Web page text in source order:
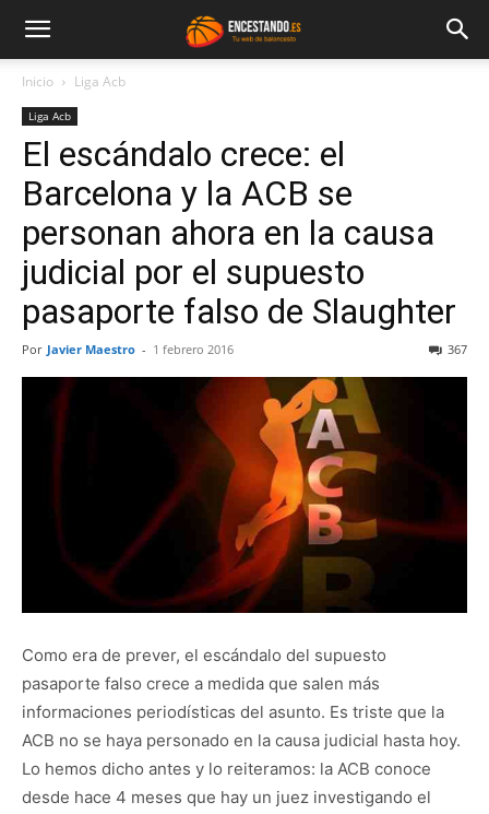
Inicio Liga Acb
Liga Acb
El escándalo crece: el
Barcelona y la ACB se
personan ahora en la causa
judicial por el supuesto
pasaporte falso de Slaughter
Por Javier Maestro - 1 febrero 2016 367
Como era de prever, el escándalo del supuesto
pasaporte falso crece a medida que salen más
informaciones periodísticas del asunto. Es triste que la
ACB no se haya personado en la causa judicial hasta hoy.
Lo hemos dicho antes y lo reiteramos: la ACB conoce
desde hace 4 meses que hay un juez investigando el